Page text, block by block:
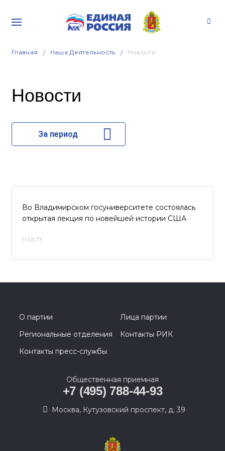
Главная Наша Деятельность Новости
Новости
За период
Во Владимирском госуниверситете состоялась
открытая лекция по новейшей истории США
11.05.17
О партии
Лица партии
Региональные отделения
Контакты РИК
Контакты пресс-службы
Общественная приемная
+7 (495) 788-44-93
Москва, Кутузовский проспект, д. 39